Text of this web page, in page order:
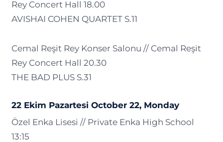
Rey Concert Hall 18.00
AVISHAI COHEN QUARTET S.11
Cemal Reşit Rey Konser Salonu // Cemal Reşit
Rey Concert Hall 20.30
THE BAD PLUS S.31
22 Ekim Pazartesi October 22, Monday
Özel Enka Lisesi // Private Enka High School
13:15